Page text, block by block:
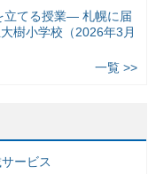
立てる授業— 札幌に届
樹小学校（2026年3月
一覧 >>
ービス